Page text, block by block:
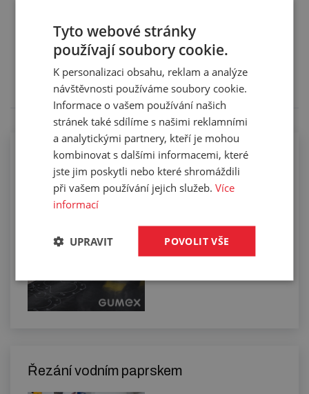
Služby
Tento výrobek pro vás upravíme na míru. Konkrétní
specifikaci budete moci upřesnit v poznámce u
objednávky.
Řezání kompaktních materiálů na
digitálním plotru
Řezání vodním paprskem
Tyto webové stránky
používají soubory cookie.
K personalizaci obsahu, reklam a analýze
návštěvnosti používáme soubory cookie.
Informace o vašem používání našich
stránek také sdílíme s našimi reklamními
a analytickými partnery, kteří je mohou
kombinovat s dalšími informacemi, které
jste jim poskytli nebo které shromáždili
při vašem používání jejich služeb.Více
informací
POVOLIT VŠE
UPRAVIT